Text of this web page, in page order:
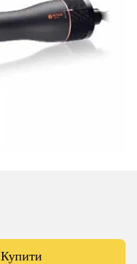
Купити